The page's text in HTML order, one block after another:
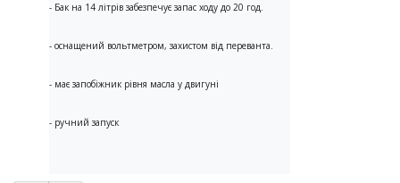
- Бак на 14 літрів забезпечує запас ходу до 20 год.
- оснащений вольтметром, захистом від переванта.
- має запобіжник рівня масла у двигуні
- ручний запуск